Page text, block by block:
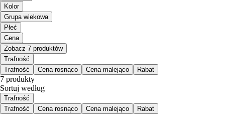
Kolor
Grupa wiekowa
Płeć
Cena
Zobacz 7 produktów
Trafność
Trafność
Cena rosnąco Cena malejąco Rabat
7 produkty
Sortuj według
Trafność
Trafność
Cena rosnąco Cena malejąco Rabat